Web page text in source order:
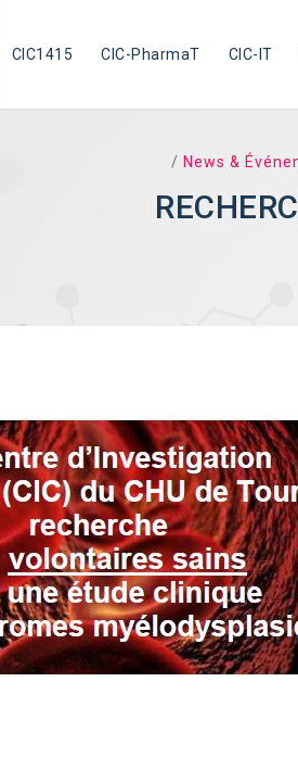
content
CIC1415 CIC-PharmaT CIC-IT
/ News &